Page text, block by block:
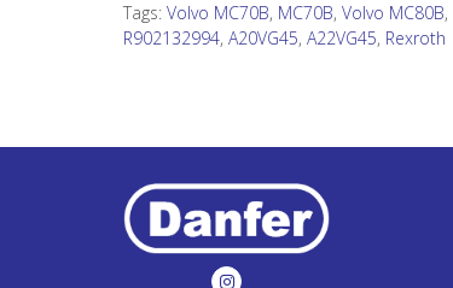
Tags: Volvo MC70B, MC70B, Volvo MC80B,
R902132994, A20VG45, A22VG45, Rexroth